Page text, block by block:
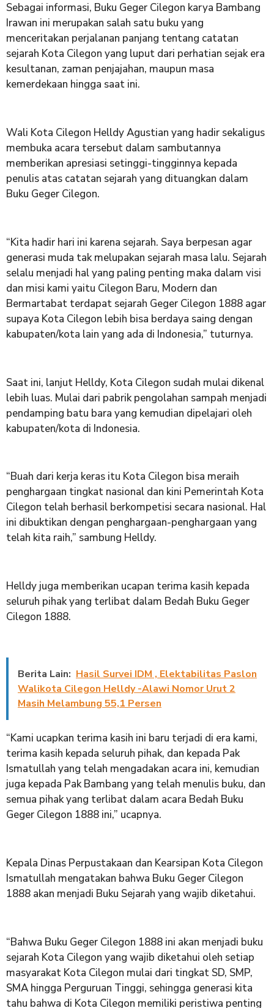
Sebagai informasi, Buku Geger Cilegon karya Bambang
Irawan ini merupakan salah satu buku yang
menceritakan perjalanan panjang tentang catatan
sejarah Kota Cilegon yang luput dari perhatian sejak era
kesultanan, zaman penjajahan, maupun masa
kemerdekaan hingga saat ini.
Wali Kota Cilegon Helldy Agustian yang hadir sekaligus
membuka acara tersebut dalam sambutannya
memberikan apresiasi setinggi-tingginnya kepada
penulis atas catatan sejarah yang dituangkan dalam
Buku Geger Cilegon.
“Kita hadir hari ini karena sejarah. Saya berpesan agar
generasi muda tak melupakan sejarah masa lalu. Sejarah
selalu menjadi hal yang paling penting maka dalam visi
dan misi kami yaitu Cilegon Baru, Modern dan
Bermartabat terdapat sejarah Geger Cilegon 1888 agar
supaya Kota Cilegon lebih bisa berdaya saing dengan
kabupaten/kota lain yang ada di Indonesia,” tuturnya.
Saat ini, lanjut Helldy, Kota Cilegon sudah mulai dikenal
lebih luas. Mulai dari pabrik pengolahan sampah menjadi
pendamping batu bara yang kemudian dipelajari oleh
kabupaten/kota di Indonesia.
“Buah dari kerja keras itu Kota Cilegon bisa meraih
penghargaan tingkat nasional dan kini Pemerintah Kota
Cilegon telah berhasil berkompetisi secara nasional. Hal
ini dibuktikan dengan penghargaan-penghargaan yang
telah kita raih,” sambung Helldy.
Helldy juga memberikan ucapan terima kasih kepada
seluruh pihak yang terlibat dalam Bedah Buku Geger
Cilegon 1888.
Berita Lain: Hasil Survei IDM , Elektabilitas Paslon
Walikota Cilegon Helldy -Alawi Nomor Urut 2
Masih Melambung 55,1 Persen
“Kami ucapkan terima kasih ini baru terjadi di era kami,
terima kasih kepada seluruh pihak, dan kepada Pak
Ismatullah yang telah mengadakan acara ini, kemudian
juga kepada Pak Bambang yang telah menulis buku, dan
semua pihak yang terlibat dalam acara Bedah Buku
Geger Cilegon 1888 ini,” ucapnya.
Kepala Dinas Perpustakaan dan Kearsipan Kota Cilegon
Ismatullah mengatakan bahwa Buku Geger Cilegon
1888 akan menjadi Buku Sejarah yang wajib diketahui.
“Bahwa Buku Geger Cilegon 1888 ini akan menjadi buku
sejarah Kota Cilegon yang wajib diketahui oleh setiap
masyarakat Kota Cilegon mulai dari tingkat SD, SMP,
SMA hingga Perguruan Tinggi, sehingga generasi kita
tahu bahwa di Kota Cilegon memiliki peristiwa penting